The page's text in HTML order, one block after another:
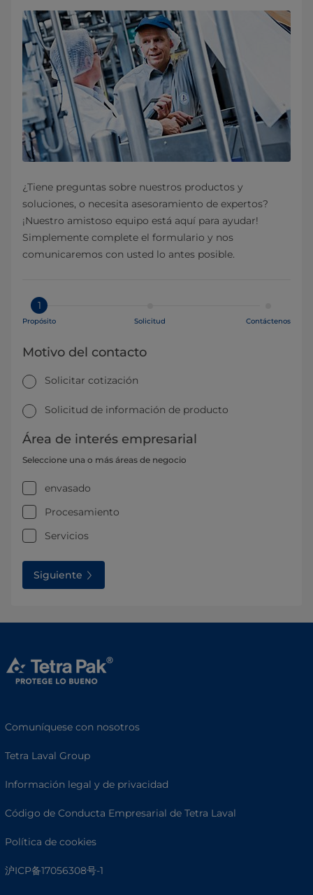
¿Tiene preguntas sobre nuestros productos y
soluciones, o necesita asesoramiento de expertos?
¡Nuestro amistoso equipo está aquí para ayudar!
Simplemente complete el formulario y nos
comunicaremos con usted lo antes posible.
1
Propósito Solicitud Contáctenos
Motivo del contacto
Solicitar cotización
Solicitud de información de producto
Área de interés empresarial
Seleccione una o más áreas de negocio
envasado
Procesamiento
Servicios
Siguiente
Comuníquese con nosotros
Tetra Laval Group
Información legal y de privacidad
Código de Conducta Empresarial de Tetra Laval
Política de cookies
沪ICP备17056308号-1